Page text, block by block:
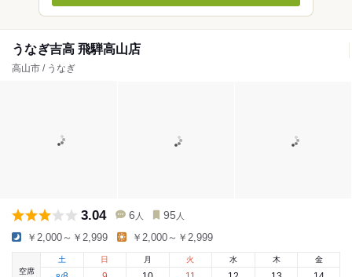
うなぎ吉高 飛騨高山店
高山市 / うなぎ
3.04 6 人 95 人
￥2,000～￥2,999 ￥2,000～￥2,999
空席
土
日 月 火 水 木 金